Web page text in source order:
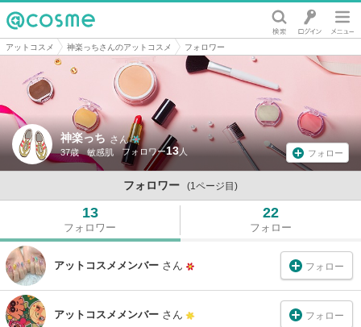
@cosme
アットコスメ 神楽っちさんのアットコスメ フォロワー
神楽っち さん
37歳 敏感肌 13 フォロー
フォロワー (1ページ目)
13
フォロワー
22
フォロー
アットコスメメンバー さん フォロー
アットコスメメンバー さん フォロー